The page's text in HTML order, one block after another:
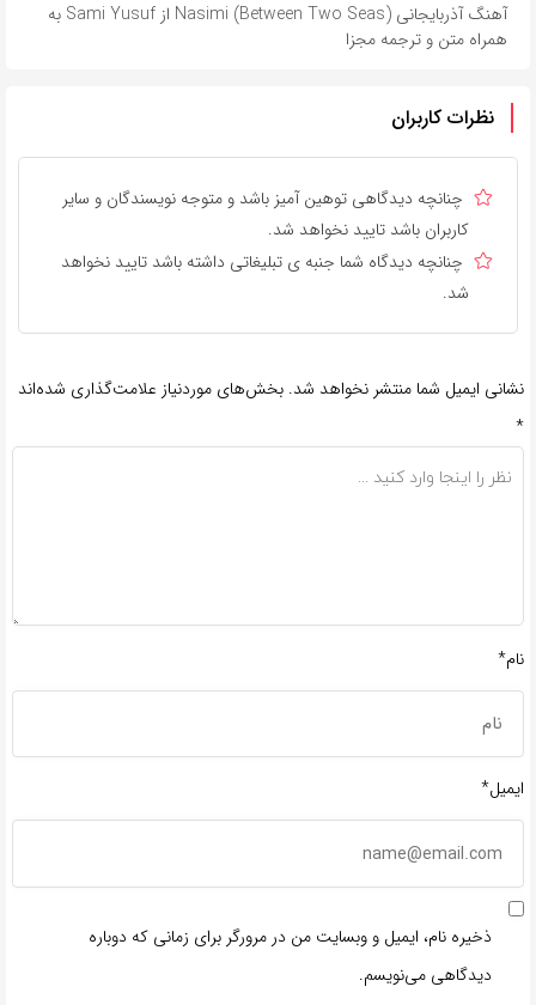
آهنگ آذربایجانی Nasimi (Between Two Seas) از Sami Yusuf به
همراه متن و ترجمه مجزا
نظرات کاربران
چنانچه دیدگاهی توهین آمیز باشد و متوجه نویسندگان و سایر
کاربران باشد تایید نخواهد شد.
چنانچه دیدگاه شما جنبه ی تبلیغاتی داشته باشد تایید نخواهد
شد.
نشانی ایمیل شما منتشر نخواهد شد. بخش‌های موردنیاز علامت‌گذاری شده‌اند
*
نام*
ایمیل*
ذخیره نام، ایمیل و وبسایت من در مرورگر برای زمانی که دوباره
دیدگاهی می‌نویسم.